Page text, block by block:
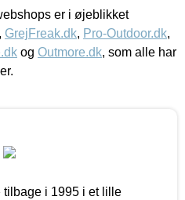
er i øjeblikket
, GrejFreak.dk, Pro-Outdoor.dk,
og Outmore.dk, som alle har
tilbage i 1995 i et lille